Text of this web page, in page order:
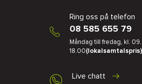
Ring oss på telefon
08 585 655 79
Måndag till fredag, kl.
18.00(lokalsamtalspris)
Live chatt